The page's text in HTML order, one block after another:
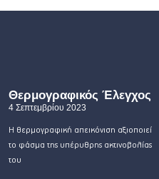
Θερμογραφικός Έλεγχος
4 Σεπτεμβρίου 2023
Η θερμογραφική απεικόνιση αξιοποιεί
το φάσμα της υπέρυθρης ακτινοβολίας
του